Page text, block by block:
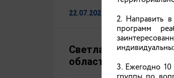
22.07.2026
Светлана
области
2. Направить
программ
3. Ежегодно